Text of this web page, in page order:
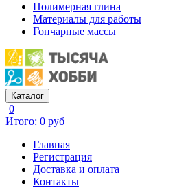
Полимерная глина
Материалы для работы
Гончарные массы
Каталог
0
Итого: 0 руб
Главная
Регистрация
Доставка и оплата
Контакты